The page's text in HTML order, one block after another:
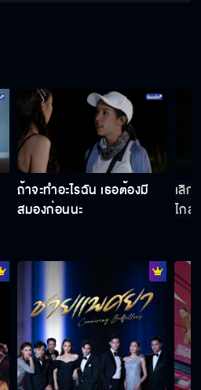
ถ้าจะทำอะไรฉัน เธอต้องมี
สมองก่อนนะ
เลิก
ไกล